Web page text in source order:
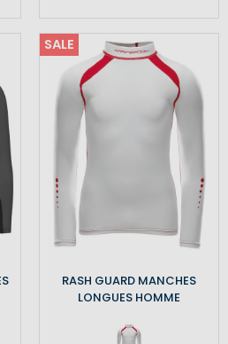
SALE
RASH GUARD MANCHES
LONGUES HOMME